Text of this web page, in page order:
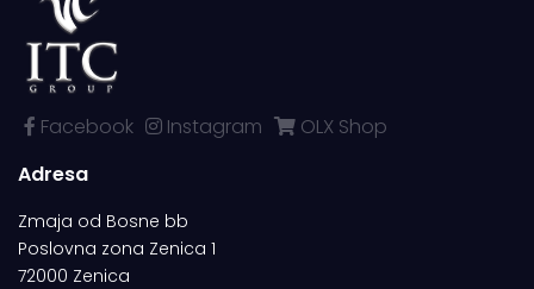
Facebook Instagram
OLX Shop
Adresa
Zmaja od Bosne bb
Poslovna zona Zenica 1
72000 Zenica